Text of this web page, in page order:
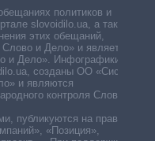
политиков и
slovoidilo.ua, а также
этих обещаний,
и Дело» и является
и Дело». Инфографики,
созданы ОО «Система
и являются
контроля Слово и
публикуются на правах
«Позиция»,